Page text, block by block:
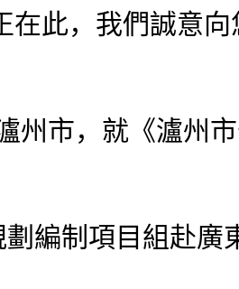
此，我們誠意
市，就《瀘州
制項目組赴廣